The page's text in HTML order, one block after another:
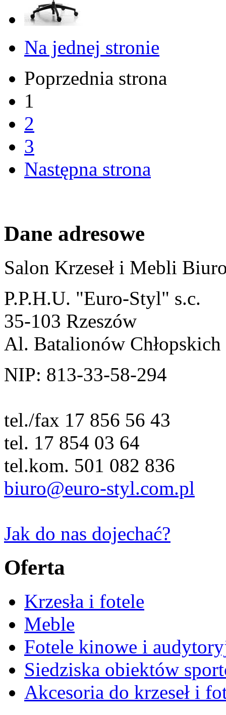
Na jednej stronie
Poprzednia strona
1
2
3
Następna strona
Dane adresowe
Salon Krzeseł i Mebli
P.P.H.U. "Euro-Styl" s.c.
35-103 Rzeszów
Al. Batalionów
NIP: 813-33-58-294
tel./fax 17 856 56 43
tel. 17 854 03 64
tel.kom. 501 082 836
biuro@euro-styl.com.pl
Jak do nas dojechać?
Oferta
Krzesła i fotele
Meble
Fotele kinowe i
Siedziska obiektów
Akcesoria do krzeseł i